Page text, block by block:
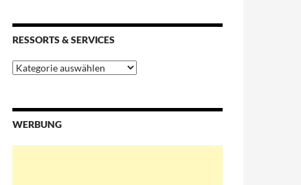
RESSORTS & SERVICES
Ressorts
&
WERBUNG